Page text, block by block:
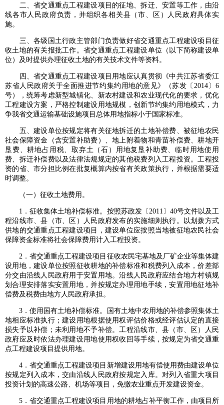
二、省交通重点工程建设项目的征地、拆迁、安置等工作，由沿
线各市人民政府负责，并组织各相关县（市、区）人民政府具体实
施。
三、各级国土行政主管部门负责做好省交通重点工程建设项目征
收土地的有关报批工作。省交通重点工程建设单位（以下简称建设单
位）及时提供办理征收土地的有关技术文件等资料。
四、省交通重点工程建设项目用地应认真贯彻《中共江苏省委江
苏省人民政府关于全面推进节约集约用地的意见》（苏发〔2014〕6
号），统筹考虑新型城镇化、新农村建设和农业现代化的要求，优化
工程建设方案，严格控制建设用地规模，创新节约集约用地模式，力
争我省交通运输基础设施项目总体用地指标小于国家标准。
五、建设单位按规定将有关征地拆迁的土地补偿费、被征地农民
社会保障资金（含安置补助费）、地上附着物和青苗补偿费、耕地开
垦费、耕地占用税、取弃土（石）用地复垦补助费、临时用地使用
费、拆迁补偿费以及法律法规规定的其他税费列入工程投资。工程投
资的省、市分担比例在批复概算内按省有关政策执行，并根据需要适
时调整。
（一）征收土地费用。
1．征收集体土地补偿标准。按照苏政发〔2011〕40号文件以及工
程沿线市、县（市、区）人民政府发布的实施细则执行。以划拨方式
供地的交通重点工程建设项目，建设单位应按照当地被征地农民社会
保障资金标准将社会保障费用计入工程投资。
2．省交通重点工程建设项目征收农民宅基地及厂矿企业等集体建
设用地，建设单位按照征收耕地的补偿标准和税费列入成本，价差部
分交由沿线人民政府用于安置用地。沿线人民政府应结合地方村镇规
划合理安排落实安置用地，并按规定办理用地手续，安置用地征地补
偿费及税费由地方人民政府承担。
3．使用国有土地补偿标准。国有土地中农用地的补偿参照集体土
地相应标准执行；建设用地根据使用权评估价格或经评估认定的直接
损失予以补偿；未利用地不予补偿。工程沿线市、县（市、区）人民
政府应及时依法办理建设用地使用权收回等手续，按规定为省交通重
点工程建设项目提供用地。
4．省交通重点工程建设项目新增建设用地有偿使用费由建设单位
按规定列入成本，交由沿线人民政府按规定入库。对列入省重大项目
投资计划的高速公路、机场等项目，免缴农业重点开发建设资金。
5．省交通重点工程建设项目用地的耕地占补平衡工作，由项目所